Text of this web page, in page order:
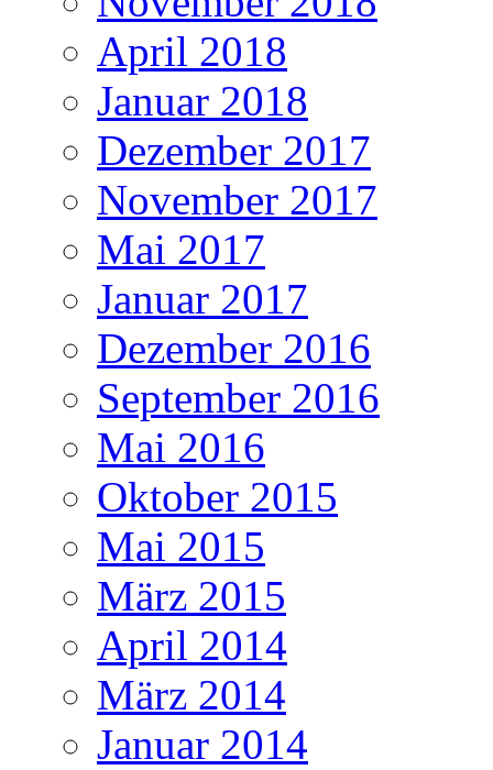
April 2018
Januar 2018
Dezember 2017
November 2017
Mai 2017
Januar 2017
Dezember 2016
September 2016
Mai 2016
Oktober 2015
Mai 2015
März 2015
April 2014
März 2014
Januar 2014